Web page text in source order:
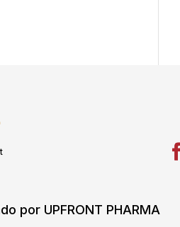
por UPFRONT PHARMA